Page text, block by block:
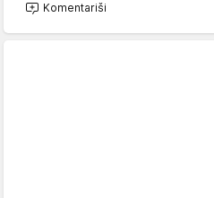
Komentariši